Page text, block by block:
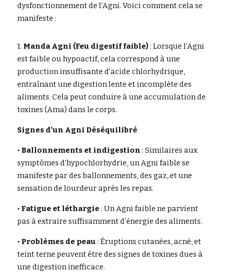
dysfonctionnement de l’Agni. Voici comment cela se
manifeste :
1. Manda Agni (Feu digestif faible) : Lorsque l’Agni
est faible ou hypoactif, cela correspond à une
production insuffisante d’acide chlorhydrique,
entraînant une digestion lente et incomplète des
aliments. Cela peut conduire à une accumulation de
toxines (Ama) dans le corps.
Signes d’un Agni Déséquilibré
• Ballonnements et indigestion : Similaires aux
symptômes d’hypochlorhydrie, un Agni faible se
manifeste par des ballonnements, des gaz, et une
sensation de lourdeur après les repas.
• Fatigue et léthargie : Un Agni faible ne parvient
pas à extraire suffisamment d’énergie des aliments.
• Problèmes de peau : Éruptions cutanées, acné, et
teint terne peuvent être des signes de toxines dues à
une digestion inefficace.